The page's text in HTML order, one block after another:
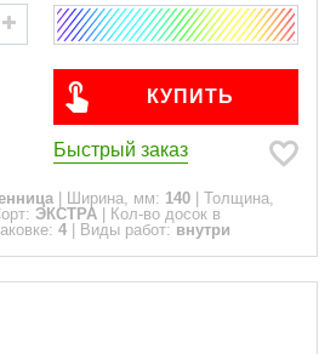
КУПИТЬ
Быстрый заказ
Ширина, мм: 140
Толщина,
ЭКСТРА
Кол-во досок в
4 Виды работ: внутри